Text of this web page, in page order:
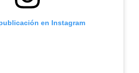
en Instagram